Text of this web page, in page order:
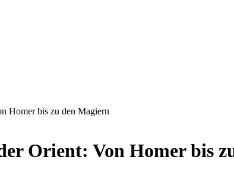
Homer bis zu den Magiern
Orient: Von Homer bis